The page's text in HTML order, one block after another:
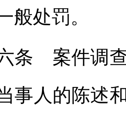
般处罚。
案件调查
事人的陈述